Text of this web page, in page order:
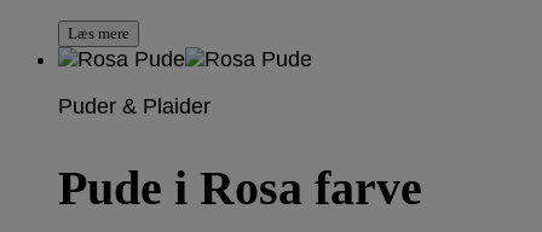
Læs mere
Puder & Plaider
Pude i Rosa farve